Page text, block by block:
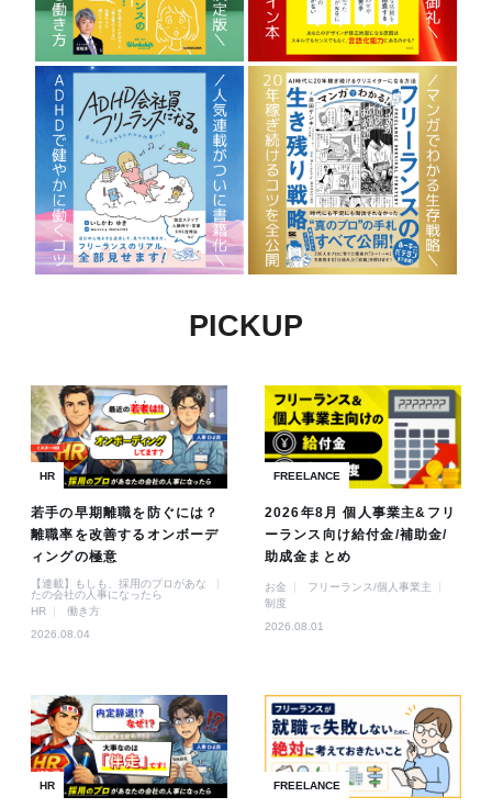
PICKUP
HR
若手の早期離職を防ぐには？
離職率を改善するオンボーデ
ィングの極意
【連載】もしも、採用のプロがあな
たの会社の人事になったら
HR
働き方
2026.08.04
FREELANCE
2026年8月 個人事業主&フリ
ーランス向け給付金/補助金/
助成金まとめ
お金
フリーランス/個人事業主
制度
2026.08.01
HR FREELANCE